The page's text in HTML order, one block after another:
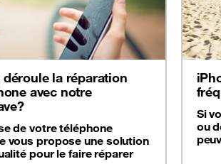
la réparation
avec notre
de votre téléphone
vous propose une solution
pour le faire réparer
Si
ou